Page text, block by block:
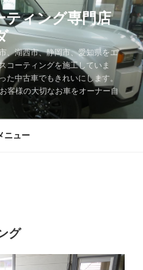
ティング専門店
、湖西市、静岡市、愛知県をエ
コーティングを施工していま
た中古車でもきれいにします。
客様の大切なお車をオーナー自
ニュー
グ